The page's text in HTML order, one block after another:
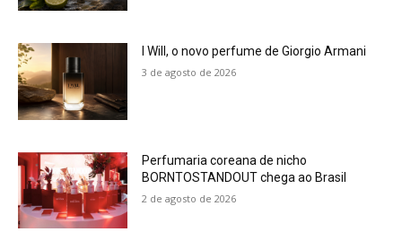
I Will, o novo perfume de Giorgio Armani
3 de agosto de 2026
Perfumaria coreana de nicho
BORNTOSTANDOUT chega ao Brasil
2 de agosto de 2026